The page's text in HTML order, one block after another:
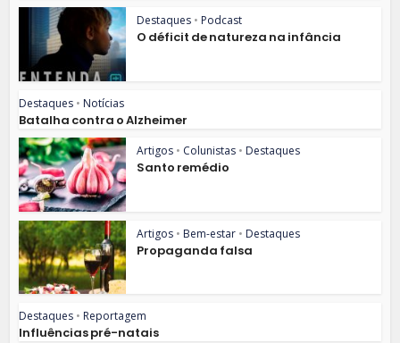
Destaques • Podcast
O déficit de natureza na infância
Destaques • Notícias
Batalha contra o Alzheimer
Artigos • Colunistas • Destaques
Santo remédio
Artigos • Bem-estar • Destaques
Propaganda falsa
Destaques • Reportagem
Influências pré-natais